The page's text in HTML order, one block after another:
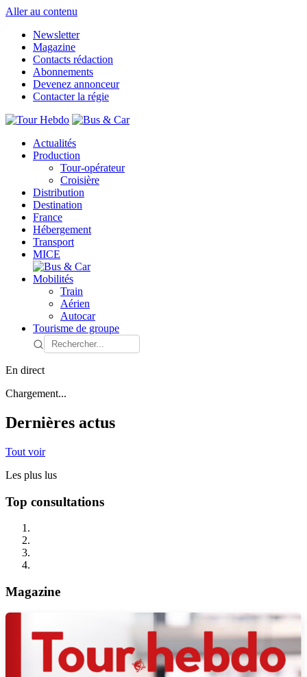
Aller au contenu
Newsletter
Magazine
Contacts rédaction
Abonnements
Devenez annonceur
Contacter la régie
Actualités
Production
Tour-opérateur
Croisière
Distribution
Destination
France
Hébergement
Transport
MICE
Mobilités
Train
Aérien
Autocar
Tourisme de groupe
En direct
Chargement...
Dernières actus
Tout voir
Les plus lus
Top consultations
Magazine